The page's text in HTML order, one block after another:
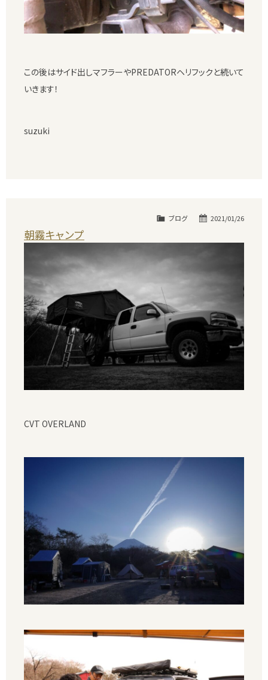
この後はサイド出しマフラーやPREDATORヘリフックと続いて
いきます！
suzuki
2021/01/26
ブログ
朝霧キャンプ
CVT OVERLAND